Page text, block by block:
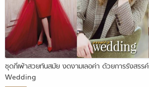
ชุดกี่เพ้าสวยทันสมัย งดงามเลอค่า ด้วยการรังสร
Wedding